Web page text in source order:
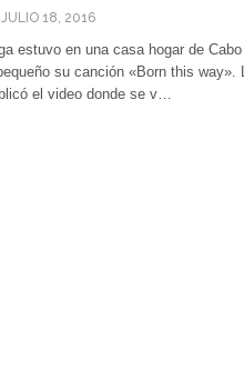
JULIO 18, 2016
estuvo en una casa hogar de
su canción «Born this way».
el video donde se v…